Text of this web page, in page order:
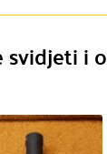
svidjeti i